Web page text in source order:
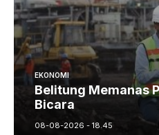
EKONOMI
Belitung Memanas
Bicara
08-08-2026 - 18.45